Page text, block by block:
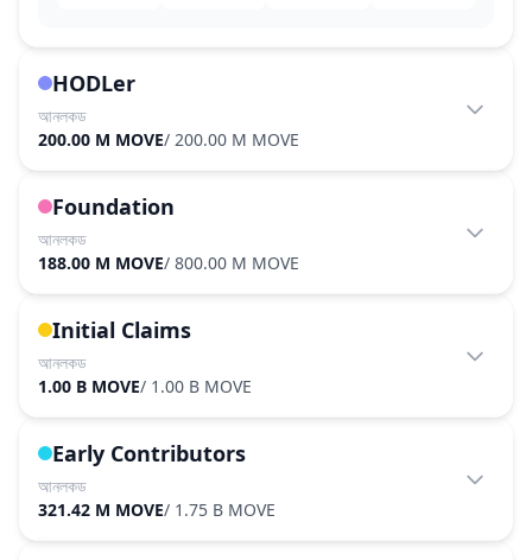
HODLer
আনলকড
200.00 M MOVE/ 200.00 M MOVE
Foundation
আনলকড
188.00 M MOVE/ 800.00 M MOVE
Initial Claims
আনলকড
1.00 B MOVE/ 1.00 B MOVE
Early Contributors
আনলকড
321.42 M MOVE/ 1.75 B MOVE